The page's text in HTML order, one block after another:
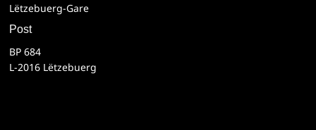
Lëtzebuerg-Gare
Post
BP 684
L-2016 Lëtzebuerg